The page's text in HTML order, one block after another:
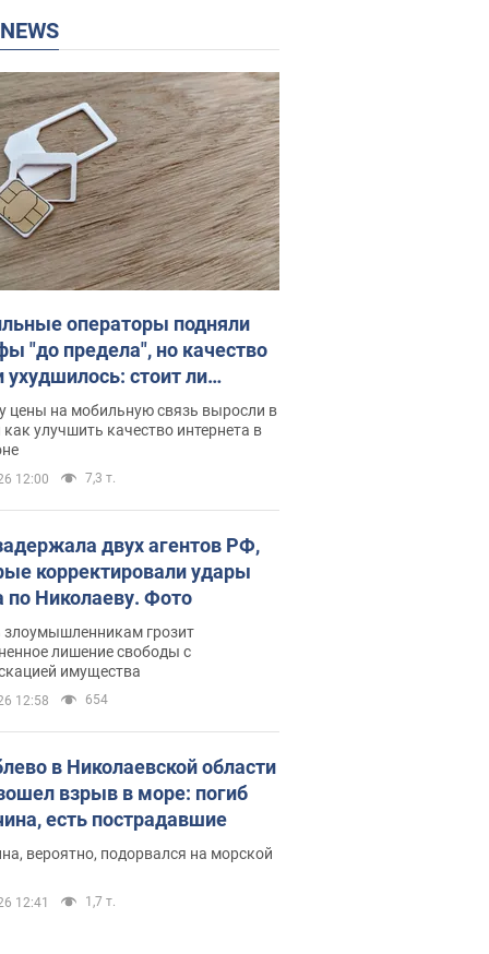
NEWS
операторы подняли
"до предела", но качество
ухудшилось: стоит ли
на цены
цены на мобильную связь выросли в
улучшить качество интернета в
12:00 7,3 т.
двух агентов РФ,
корректировали удары
по Николаеву. Фото
злоумышленникам грозит
лишение свободы с
имущества
12:58 654
в Николаевской области
взрыв в море: погиб
есть пострадавшие
вероятно, подорвался на морской
12:41 1,7 т.